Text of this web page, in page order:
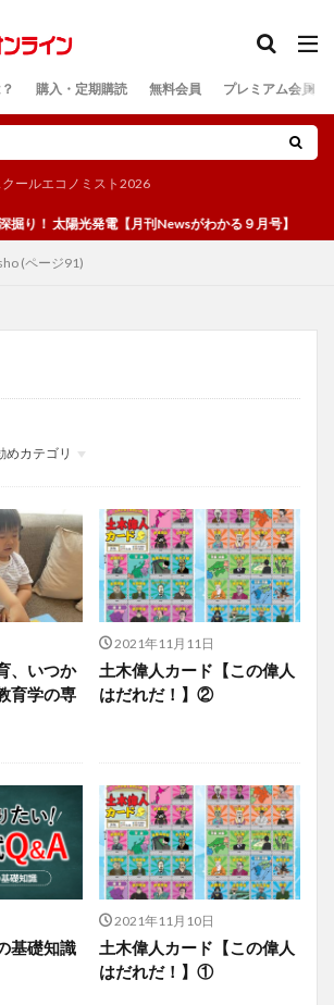
購入・定期購読 無料会員 プレミアム会員
クールエコノミスト2026
り！ 太陽光発電【月刊Newsがわかる９月号】
(ページ91)
めカテゴリ
稿
び
ンガ
子書籍
、いつか
育学の専
2021年11月11日
土木偉人カード【この偉人
はだれだ！】②
基礎知識
2021年11月10日
土木偉人カード【この偉人
はだれだ！】①
検索